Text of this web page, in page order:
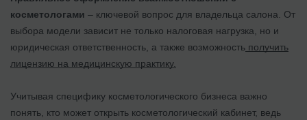
косметологами – ключевой вопрос для владельца салона. От
выбора модели зависит не только налоговая нагрузка, но и
юридическая ответственность, а также возможность получить
лицензию на медицинскую практику.
Учитывая специфику косметологического бизнеса важно
понять, кто может открыть косметологический кабинет, ведь